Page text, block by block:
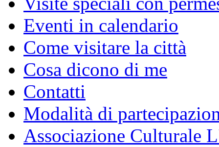
Eventi in calendario
Come visitare la città
Cosa dicono di me
Contatti
Modalità di
Associazione Culturale